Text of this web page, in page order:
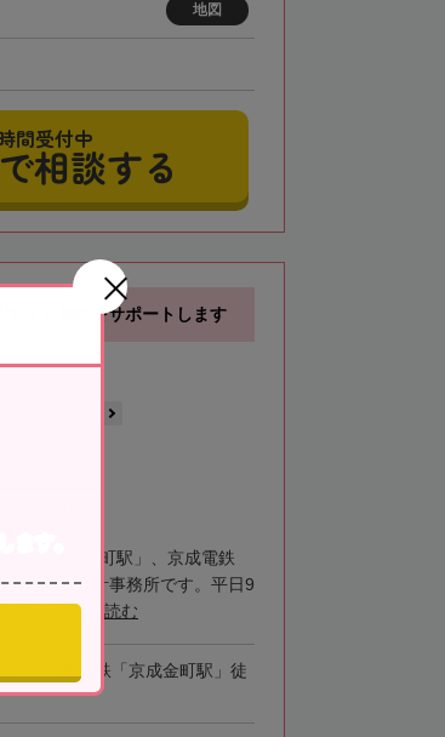
地図
間受付中
相談する
できる相続をサポートします
は、JR「金町駅」、京成電鉄
にある会計事務所です。平日9
続きを読む
分 / 京成電鉄「京成金町駅」徒